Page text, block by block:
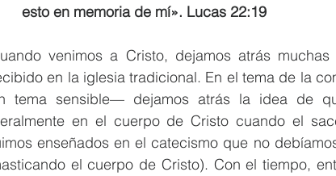
esto en memoria de mí». Lucas 22:19
venimos a Cristo, dejamos atrás
en la iglesia tradicional. En el tema de la
tema sensible— dejamos atrás la idea de
en el cuerpo de Cristo cuando el
enseñados en el catecismo que no
el cuerpo de Cristo). Con el tiempo,